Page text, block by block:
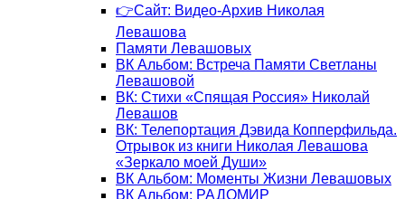
👉Сайт: Видео-Архив Николая
Левашова
Памяти Левашовых
ВК Альбом: Встреча Памяти Светланы
Левашовой
ВК: Стихи «Спящая Россия» Николай
Левашов
ВК: Телепортация Дэвида Копперфильда.
Отрывок из книги Николая Левашова
«Зеркало моей Души»
ВК Альбом: Моменты Жизни Левашовых
ВК Альбом: РАДОМИР